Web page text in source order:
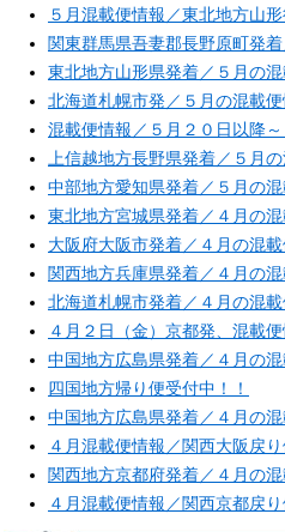
５月混載便情報／東北地方山形
関東群馬県吾妻郡長野原町発
東北地方山形県発着／５月の
北海道札幌市発／５月の混載
混載便情報／５月２０日以降
上信越地方長野県発着／５月
中部地方愛知県発着／５月の
東北地方宮城県発着／４月の
大阪府大阪市発着／４月の混
関西地方兵庫県発着／４月の
北海道札幌市発着／４月の混
４月２日（金）京都発、混載
中国地方広島県発着／４月の
四国地方帰り便受付中！！
中国地方広島県発着／４月の
４月混載便情報／関西大阪戻り
関西地方京都府発着／４月の
４月混載便情報／関西京都戻り